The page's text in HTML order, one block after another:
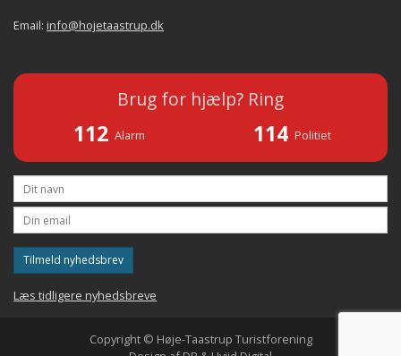
Email: info@hojetaastrup.dk
Brug for hjælp? Ring
112 Alarm 114 Politiet
Tilmeld nyhedsbrev
Læs tidligere nyhedsbreve
Copyright © Høje-Taastrup Turistforening